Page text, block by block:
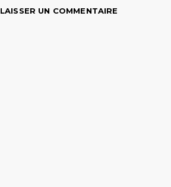
LAISSER UN COMMENTAIRE